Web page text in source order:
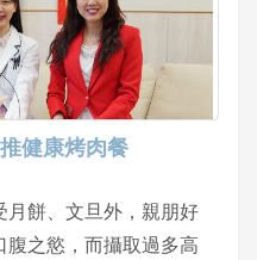
健康烤肉餐
月餅、文旦外，親朋好
腹之慾，而攝取過多高